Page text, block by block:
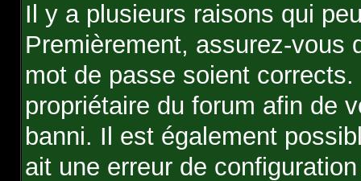
Il y a plusieurs raisons qui
Premièrement, assurez-vous
mot de passe soient
propriétaire du forum afin de
banni. Il est également
ait une erreur de